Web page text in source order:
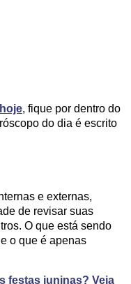
, fique por dentro do
do dia é escrito
e externas,
de revisar suas
O que está sendo
o que é apenas
festas juninas? Veja